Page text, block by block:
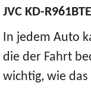
JVC KD-
In jedem Auto
die der Fahrt
wichtig, wie